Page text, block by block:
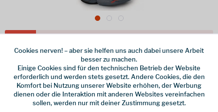
185,00 € *
inkl. MwSt./ Versandkostenfrei!
Merken
Cookies nerven! – aber sie helfen uns auch dabei unsere Arbeit
besser zu machen.
Einige Cookies sind für den technischen Betrieb der Website
erforderlich und werden stets gesetzt. Andere Cookies, die den
Komfort bei Nutzung unserer Website erhöhen, der Werbung
dienen oder die Interaktion mit anderen Websites vereinfachen
sollen, werden nur mit deiner Zustimmung gesetzt.